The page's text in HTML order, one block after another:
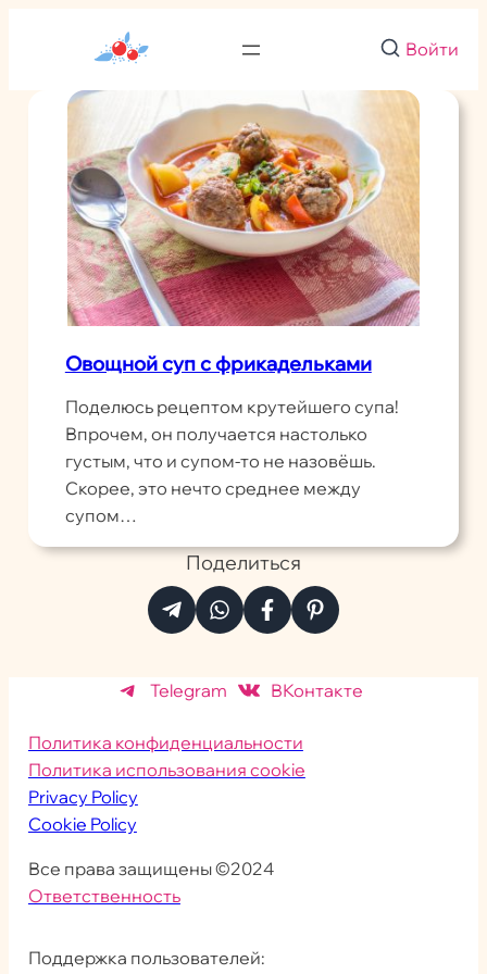
Войти
Овощной суп с фрикадельками
Поделюсь рецептом крутейшего супа!
Впрочем, он получается настолько
густым, что и супом-то не назовёшь.
Скорее, это нечто среднее между
супом…
Поделиться
Telegram ВКонтакте
Политика конфиденциальности
Политика использования cookie
Privacy Policy
Cookie Policy
Все права защищены ©2024
Ответственность
Поддержка пользователей: